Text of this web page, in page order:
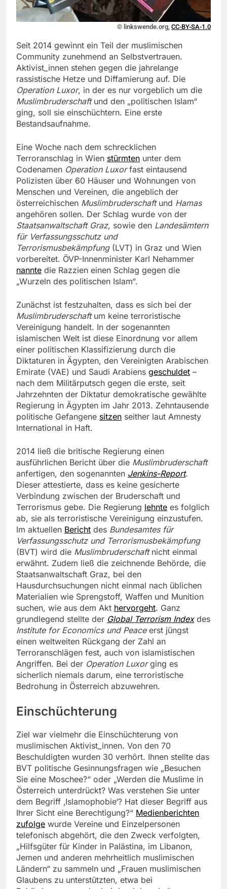
© linkswende.org, CC-BY-SA-1.0
Seit 2014 gewinnt ein Teil der muslimischen
Community zunehmend an Selbstvertrauen.
Aktivist_innen stehen gegen die jahrelange
rassistische Hetze und Diffamierung auf. Die
Operation Luxor, in der es nur vorgeblich um die
Muslimbruderschaftund den „politischen Islam“
ging, soll sie einschüchtern. Eine erste
Bestandsaufnahme.
Eine Woche nach dem schrecklichen
Terroranschlag in Wien stürmten unter dem
Codenamen Operation Luxorfast eintausend
Polizisten über 60 Häuser und Wohnungen von
Menschen und Vereinen, die angeblich der
österreichischen Muslimbruderschaftund Hamas
angehören sollen. Der Schlag wurde von der
Staatsanwaltschaft Graz, sowie den Landesämtern
für Verfassungsschutz und
Terrorismusbekämpfung(LVT) in Graz und Wien
vorbereitet. ÖVP-Innenminister Karl Nehammer
nannte die Razzien einen Schlag gegen die
„Wurzeln des politischen Islam“.
Zunächst ist festzuhalten, dass es sich bei der
Muslimbruderschaftum keine terroristische
Vereinigung handelt. In der sogenannten
islamischen Welt ist diese Einordnung vor allem
einer politischen Klassifizierung durch die
Diktaturen in Ägypten, den Vereinigten Arabischen
Emirate (VAE) und Saudi Arabiens geschuldet –
nach dem Militärputsch gegen die erste, seit
Jahrzehnten der Diktatur demokratische gewählte
Regierung in Ägypten im Jahr 2013. Zehntausende
politische Gefangene sitzen seither laut Amnesty
International in Haft.
2014 ließ die britische Regierung einen
ausführlichen Bericht über die Muslimbruderschaft
anfertigen, den sogenannten Jenkins-Report.
Dieser attestierte, dass es keine gesicherte
Verbindung zwischen der Bruderschaft und
Terrorismus gebe. Die Regierung lehnte es folglich
ab, sie als terroristische Vereinigung einzustufen.
Im aktuellen Bericht des Bundesamtes für
Verfassungsschutz und Terrorismusbekämpfung
(BVT) wird die Muslimbruderschaftnicht einmal
erwähnt. Zudem ließ die zeichnende Behörde, die
Staatsanwaltschaft Graz, bei den
Hausdurchsuchungen nicht einmal nach üblichen
Materialien wie Sprengstoff, Waffen und Munition
suchen, wie aus dem Akt hervorgeht. Ganz
grundlegend stellte der Global Terrorism Indexdes
Institute for Economics und Peaceerst jüngst
einen weltweiten Rückgang der Zahl an
Terroranschlägen fest, auch von islamistischen
Angriffen. Bei der Operation Luxorging es
sicherlich niemals darum, eine terroristische
Bedrohung in Österreich abzuwehren.
Einschüchterung
Ziel war vielmehr die Einschüchterung von
muslimischen Aktivist_innen. Von den 70
Beschuldigten wurden 30 verhört. Ihnen stellte das
BVT politische Gesinnungsfragen wie „Besuchen
Sie eine Moschee?“ oder „Werden die Muslime in
Österreich unterdrückt? Was verstehen Sie unter
dem Begriff ‚Islamophobie‘? Hat dieser Begriff aus
Ihrer Sicht eine Berechtigung?“ Medienberichten
zufolge wurde Vereine und Einzelpersonen
telefonisch abgehört, die den Zweck verfolgten,
„Hilfsgüter für Kinder in Palästina, im Libanon,
Jemen und anderen mehrheitlich muslimischen
Ländern“ zu sammeln und „Frauen muslimischen
Glaubens zu unterstützten, etwa bei